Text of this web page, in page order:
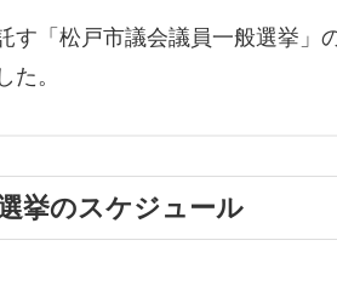
す「松戸市議会議員一般選挙」
た。
挙のスケジュール